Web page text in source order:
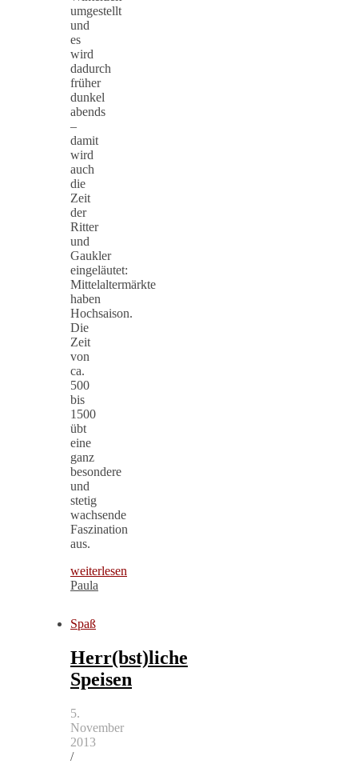
umgestellt
und
es
wird
dadurch
früher
dunkel
abends
–
damit
wird
auch
die
Zeit
der
Ritter
und
Gaukler
eingeläutet:
Mittelaltermärkte
haben
Hochsaison.
Die
Zeit
von
ca.
500
bis
1500
übt
eine
ganz
besondere
und
stetig
wachsende
Faszination
aus.
weiterlesen
Paula
Spaß
Herr(bst)liche
Speisen
5.
November
2013
/